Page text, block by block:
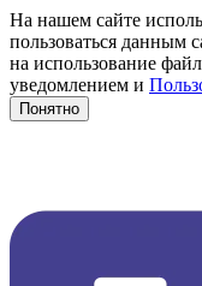
На нашем сайте
пользоваться данным
на использование
уведомлением и
Понятно